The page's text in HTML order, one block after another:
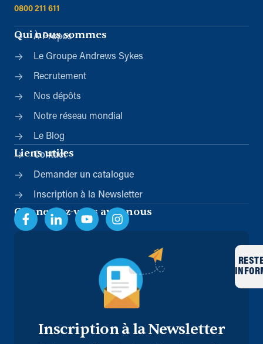
0800 211 611
Qui nous sommes
À Propos
Le Groupe Andrews Sykes
Recrutement
Nos dépôts
Notre réseau mondial
Le Blog
Liens utiles
Contact
Demander un catalogue
Inscription à la Newsletter
Connectez-vous avec nous
Inscription à la Newsletter